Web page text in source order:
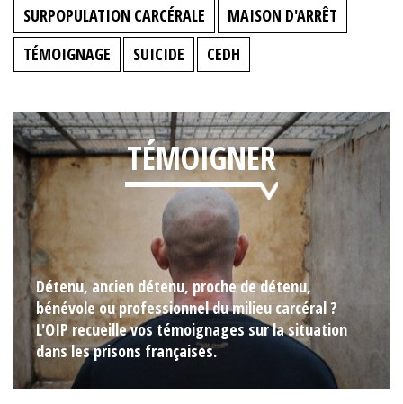
SURPOPULATION CARCÉRALE
MAISON D'ARRÊT
TÉMOIGNAGE
SUICIDE CEDH
TÉMOIGNER
Détenu, ancien détenu, proche de détenu,
bénévole ou professionnel du milieu carcéral ?
L'OIP recueille vos témoignages sur la situation
dans les prisons françaises.